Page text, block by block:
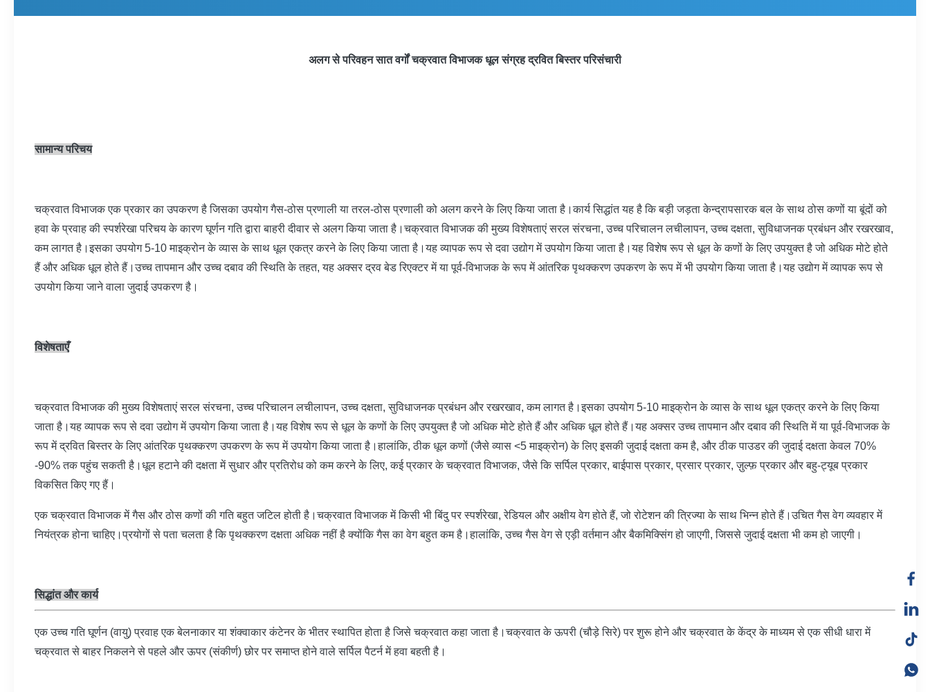
अलग से परिवहन सात वर्गों चक्रवात विभाजक धूल संग्रह द्रवित बिस्तर परिसंचारी
सामान्य परिचय
चक्रवात विभाजक एक प्रकार का उपकरण है जिसका उपयोग गैस-ठोस प्रणाली या तरल-ठोस प्रणाली को अलग करने के लिए किया जाता है।कार्य सिद्धांत यह है कि बड़ी जड़ता केन्द्रापसारक बल के साथ ठोस कणों या बूंदों को
हवा के प्रवाह की स्पर्शरेखा परिचय के कारण घूर्णन गति द्वारा बाहरी दीवार से अलग किया जाता है।चक्रवात विभाजक की मुख्य विशेषताएं सरल संरचना, उच्च परिचालन लचीलापन, उच्च दक्षता, सुविधाजनक प्रबंधन और रखरखाव,
कम लागत है।इसका उपयोग 5-10 माइक्रोन के व्यास के साथ धूल एकत्र करने के लिए किया जाता है।यह व्यापक रूप से दवा उद्योग में उपयोग किया जाता है।यह विशेष रूप से धूल के कणों के लिए उपयुक्त है जो अधिक मोटे होते
हैं और अधिक धूल होते हैं।उच्च तापमान और उच्च दबाव की स्थिति के तहत, यह अक्सर द्रव बेड रिएक्टर में या पूर्व-विभाजक के रूप में आंतरिक पृथक्करण उपकरण के रूप में भी उपयोग किया जाता है।यह उद्योग में व्यापक रूप से
उपयोग किया जाने वाला जुदाई उपकरण है।
विशेषताएँ
चक्रवात विभाजक की मुख्य विशेषताएं सरल संरचना, उच्च परिचालन लचीलापन, उच्च दक्षता, सुविधाजनक प्रबंधन और रखरखाव, कम लागत है।इसका उपयोग 5-10 माइक्रोन के व्यास के साथ धूल एकत्र करने के लिए किया
जाता है।यह व्यापक रूप से दवा उद्योग में उपयोग किया जाता है।यह विशेष रूप से धूल के कणों के लिए उपयुक्त है जो अधिक मोटे होते हैं और अधिक धूल होते हैं।यह अक्सर उच्च तापमान और दबाव की स्थिति में या पूर्व-विभाजक के
रूप में द्रवित बिस्तर के लिए आंतरिक पृथक्करण उपकरण के रूप में उपयोग किया जाता है।हालांकि, ठीक धूल कणों (जैसे व्यास <5 माइक्रोन) के लिए इसकी जुदाई दक्षता कम है, और ठीक पाउडर की जुदाई दक्षता केवल 70%
-90% तक पहुंच सकती है।धूल हटाने की दक्षता में सुधार और प्रतिरोध को कम करने के लिए, कई प्रकार के चक्रवात विभाजक, जैसे कि सर्पिल प्रकार, बाईपास प्रकार, प्रसार प्रकार, ज़ुल्फ़ प्रकार और बहु-ट्यूब प्रकार
विकसित किए गए हैं।
एक चक्रवात विभाजक में गैस और ठोस कणों की गति बहुत जटिल होती है।चक्रवात विभाजक में किसी भी बिंदु पर स्पर्शरेखा, रेडियल और अक्षीय वेग होते हैं, जो रोटेशन की त्रिज्या के साथ भिन्न होते हैं।उचित गैस वेग व्यवहार में
नियंत्रक होना चाहिए।प्रयोगों से पता चलता है कि पृथक्करण दक्षता अधिक नहीं है क्योंकि गैस का वेग बहुत कम है।हालांकि, उच्च गैस वेग से एड़ी वर्तमान और बैकमिक्सिंग हो जाएगी, जिससे जुदाई दक्षता भी कम हो जाएगी।
सिद्धांत और कार्य
एक उच्च गति घूर्णन (वायु) प्रवाह एक बेलनाकार या शंक्वाकार कंटेनर के भीतर स्थापित होता है जिसे चक्रवात कहा जाता है।चक्रवात के ऊपरी (चौड़े सिरे) पर शुरू होने और चक्रवात के केंद्र के माध्यम से एक सीधी धारा में
चक्रवात से बाहर निकलने से पहले और ऊपर (संकीर्ण) छोर पर समाप्त होने वाले सर्पिल पैटर्न में हवा बहती है।